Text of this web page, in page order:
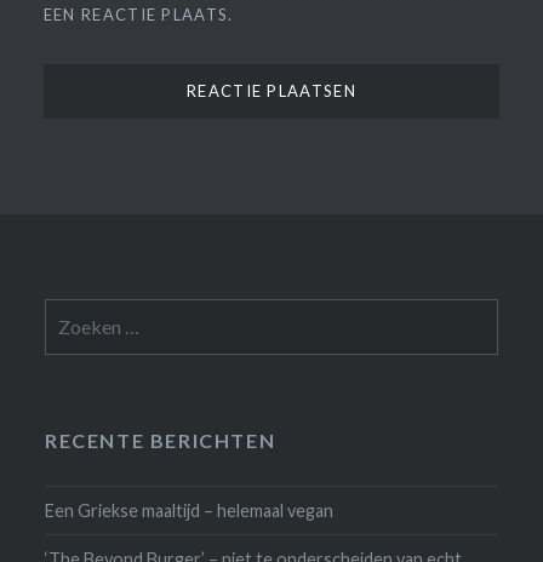
EEN REACTIE PLAATS.
naar:
RECENTE BERICHTEN
Een Griekse maaltijd – helemaal vegan